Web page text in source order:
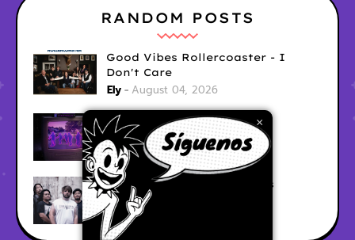
×
RANDOM POSTS
Good Vibes Rollercoaster - I
Don't Care
Ely August 04, 2026
CabinTwelve - Doing Fine
Ely August 04, 2026
Adarna May Exist - Flames
Unknown